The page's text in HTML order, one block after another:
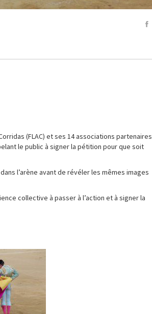
(FLAC) et ses 14 associations partenaires
le public à signer la pétition pour que soit
l’arène avant de révéler les mêmes images
collective à passer à l’action et à signer la